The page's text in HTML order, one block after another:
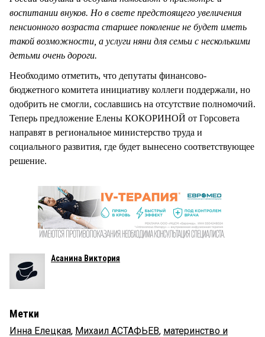
воспитании внуков. Но в свете предстоящего увеличения
пенсионного возраста старшее поколение не будет иметь
такой возможности, а услуги няни для семьи с несколькими
детьми очень дороги.
Необходимо отметить, что депутаты финансово-
бюджетного комитета инициативу коллеги поддержали, но
одобрить не смогли, сославшись на отсутствие полномочий.
Теперь предложение Елены КОКОРИНОЙ от Горсовета
направят в региональное министерство труда и
социального развития, где будет вынесено соответствующее
решение.
Асанина Виктория
Метки
Инна Елецкая, Михаил АСТАФЬЕВ, материнство и